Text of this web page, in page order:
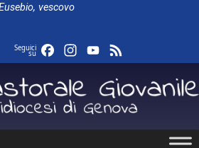
vescovo
Seguici
su FacebookInstagram
YouTube